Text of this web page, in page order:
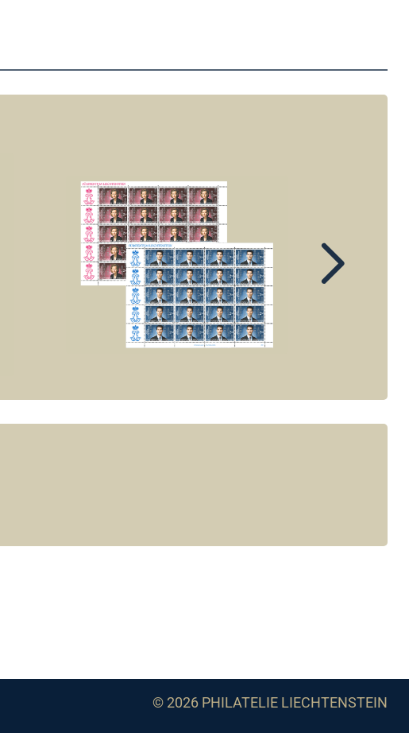
© 2026 PHILATELIE LIECHTENSTEIN